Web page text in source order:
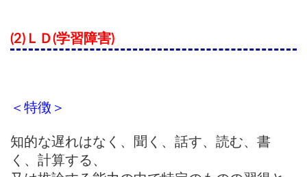
(2)ＬＤ(学習障害)
＜特徴＞
知的な遅れはなく、聞く、話す、読む、書
く、計算する、